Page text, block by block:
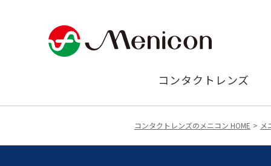
コンタクトレンズ
コンタクトレンズのメニコン HOME メ